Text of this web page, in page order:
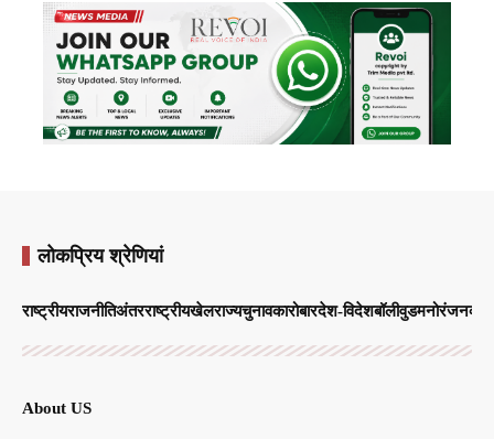
लोकप्रिय श्रेणियां
राष्ट्रीयराजनीतिअंतरराष्ट्रीयखेलराज्यचुनावकारोबारदेश-विदेशबॉलीवुडमनोरंजन
About US